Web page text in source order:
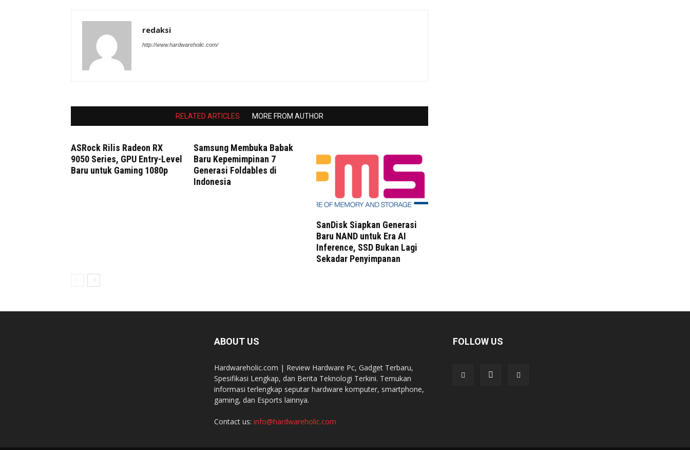
redaksi
http://www.hardwareholic.com/
RELATED ARTICLES MORE FROM AUTHOR
ASRock Rilis Radeon RX
9050 Series, GPU Entry-Level
Baru untuk Gaming 1080p
Samsung Membuka Babak
Baru Kepemimpinan 7
Generasi Foldables di
Indonesia
SanDisk Siapkan Generasi
Baru NAND untuk Era AI
Inference, SSD Bukan Lagi
Sekadar Penyimpanan
ABOUT US
Hardwareholic.com | Review Hardware Pc, Gadget Terbaru,
Spesifikasi Lengkap, dan Berita Teknologi Terkini. Temukan
informasi terlengkap seputar hardware komputer, smartphone,
gaming, dan Esports lainnya.
Contact us: info@hardwareholic.com
FOLLOW US